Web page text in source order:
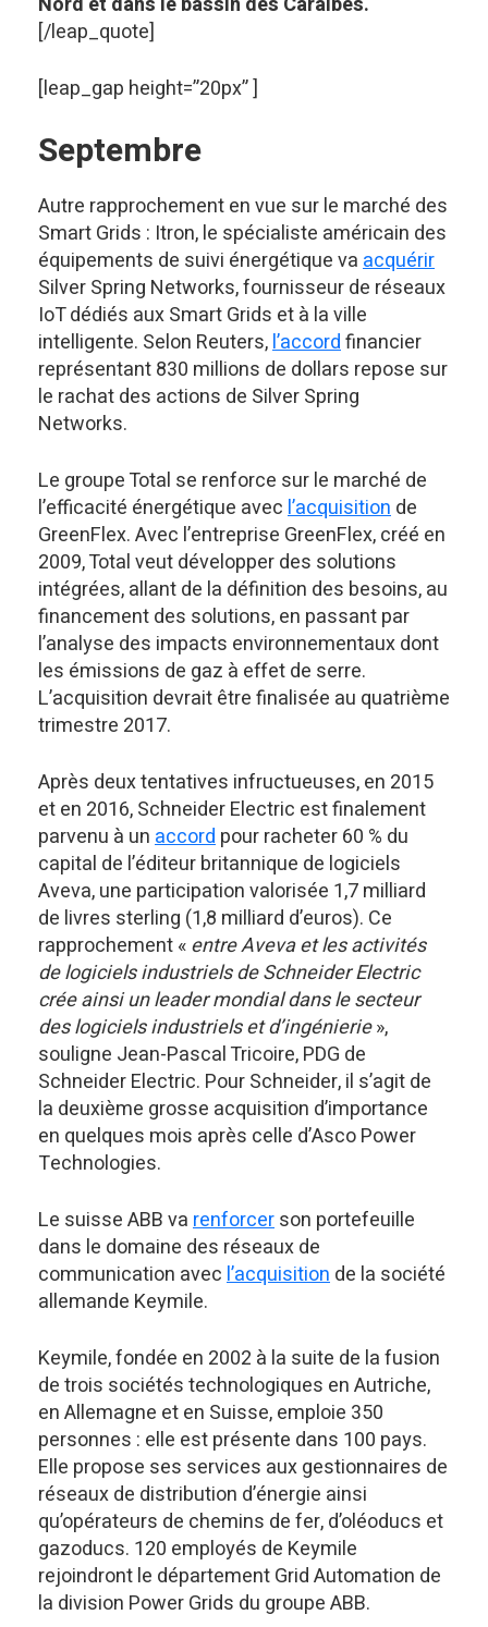
[/leap_quote]
[leap_gap height=”20px” ]
Septembre
Autre rapprochement en vue sur le marché des
Smart Grids : Itron, le spécialiste américain des
équipements de suivi énergétique vaacquérir
Silver Spring Networks, fournisseur de réseaux
IoT dédiés aux Smart Grids et à la ville
intelligente. Selon Reuters,l’accordfinancier
représentant 830 millions de dollars repose sur
le rachat des actions de Silver Spring
Networks.
Le groupe Total se renforce sur le marché de
l’efficacité énergétique avecl’acquisitionde
GreenFlex. Avec l’entreprise GreenFlex, créé en
2009, Total veut développer des solutions
intégrées, allant de la définition des besoins, au
financement des solutions, en passant par
l’analyse des impacts environnementaux dont
les émissions de gaz à effet de serre.
L’acquisition devrait être finalisée au quatrième
trimestre 2017.
Après deux tentatives infructueuses, en 2015
et en 2016, Schneider Electric est finalement
parvenu à unaccordpour racheter 60 % du
capital de l’éditeur britannique de logiciels
Aveva, une participation valorisée 1,7 milliard
de livres sterling (1,8 milliard d’euros). Ce
rapprochement «entre Aveva et les activités
de logiciels industriels de Schneider Electric
crée ainsi un leader mondial dans le secteur
des logiciels industriels et d’ingénierie»,
souligne Jean-Pascal Tricoire, PDG de
Schneider Electric. Pour Schneider, il s’agit de
la deuxième grosse acquisition d’importance
en quelques mois après celle d’Asco Power
Technologies.
Le suisse ABB varenforcerson portefeuille
dans le domaine des réseaux de
communication avecl’acquisitionde la société
allemande Keymile.
Keymile, fondée en 2002 à la suite de la fusion
de trois sociétés technologiques en Autriche,
en Allemagne et en Suisse, emploie 350
personnes : elle est présente dans 100 pays.
Elle propose ses services aux gestionnaires de
réseaux de distribution d’énergie ainsi
qu’opérateurs de chemins de fer, d’oléoducs et
gazoducs. 120 employés de Keymile
rejoindront le département Grid Automation de
la division Power Grids du groupe ABB.